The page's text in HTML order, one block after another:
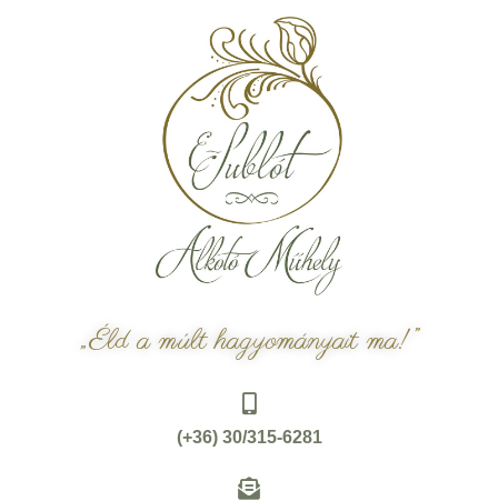
„Éld a múlt hagyományait ma!”
(+36) 30/315-6281